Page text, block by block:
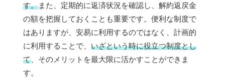
す。また、定期的に返済状況を確認し、解約返戻金
の額を把握しておくことも重要です。便利な制度で
はありますが、安易に利用するのではなく、計画的
に利用することで、 いざという時に役立つ制度とし
て 、そのメリットを最大限に活かすことができま
す。